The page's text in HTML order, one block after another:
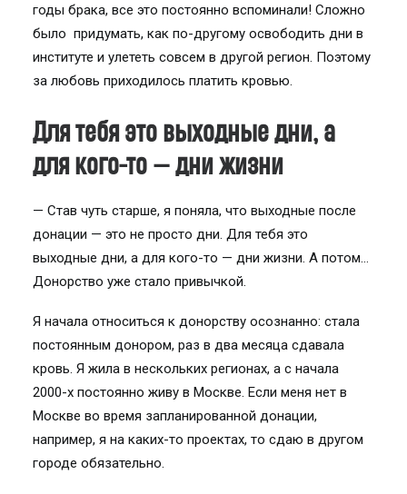
годы брака, все это постоянно вспоминали! Сложно
было придумать, как по-другому освободить дни в
институте и улететь совсем в другой регион. Поэтому
за любовь приходилось платить кровью.
Для тебя это выходные дни, а
для кого-то — дни жизни
— Став чуть старше, я поняла, что выходные после
донации — это не просто дни. Для тебя это
выходные дни, а для кого-то — дни жизни. А потом…
Донорство уже стало привычкой.
Я начала относиться к донорству осознанно: стала
постоянным донором, раз в два месяца сдавала
кровь. Я жила в нескольких регионах, а с начала
2000-х постоянно живу в Москве. Если меня нет в
Москве во время запланированной донации,
например, я на каких-то проектах, то сдаю в другом
городе обязательно.